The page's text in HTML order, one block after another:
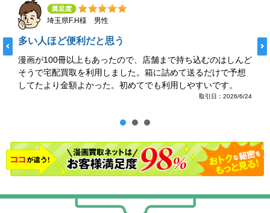
埼玉県F.H様 男性
多い人ほど便利だと思う
漫画が100冊以上もあったので、店舗まで持ち込むのはしんど
そうで宅配買取を利用しました。箱に詰めて送るだけで予想
してたより金額よかった。初めてでも利用しやすいです。
取引日：2026/6/24